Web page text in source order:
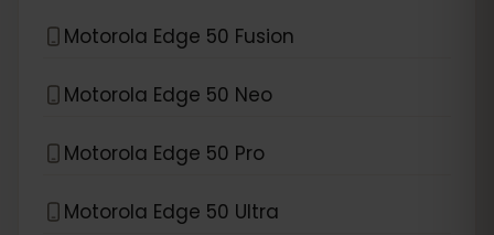
Motorola Edge 50 Fusion
Motorola Edge 50 Neo
Motorola Edge 50 Pro
Motorola Edge 50 Ultra